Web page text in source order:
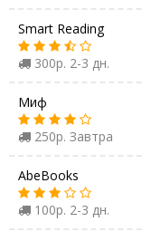
Smart Reading
300р. 2-3 дн.
Миф
250р. Завтра
AbeBooks
100р. 2-3 дн.